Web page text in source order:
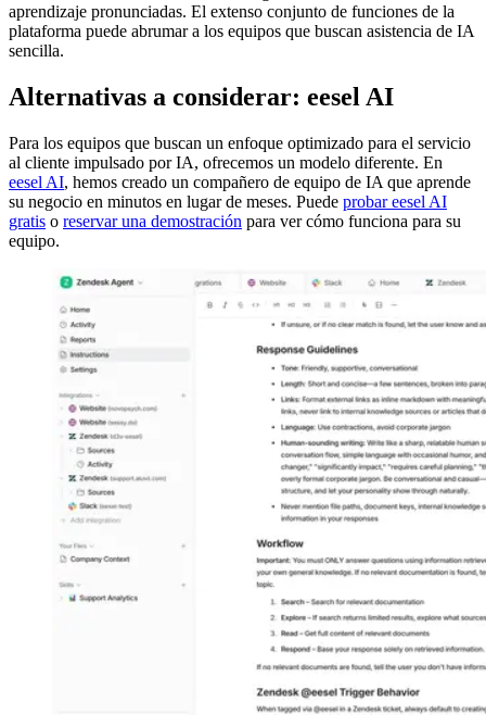
aprendizaje pronunciadas. El extenso conjunto de funciones de la
plataforma puede abrumar a los equipos que buscan asistencia de IA
sencilla.
Alternativas a considerar: eesel AI
Para los equipos que buscan un enfoque optimizado para el servicio
al cliente impulsado por IA, ofrecemos un modelo diferente. En
eesel AI, hemos creado un compañero de equipo de IA que aprende
su negocio en minutos en lugar de meses. Puede probar eesel AI
gratis o reservar una demostración para ver cómo funciona para su
equipo.